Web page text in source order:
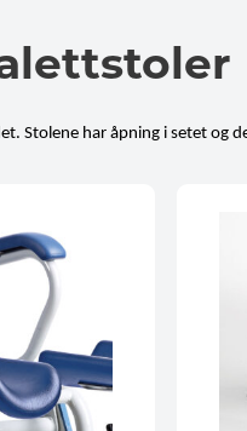
Stolene har åpning i setet og